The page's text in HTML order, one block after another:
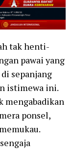
tak henti-
pawai yang
sepanjang
istimewa ini.
mengabadikan
ponsel,